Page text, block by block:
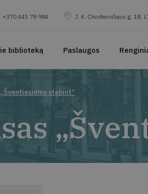
+370 445 78 984 J. K. Chodkevičiaus g. 1B,
biblioteką Paslaugos
stebint“